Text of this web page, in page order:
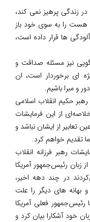
زندگی پرهیز نمی کند،
را به سوی خود باز
ها قرار داده است،
نیز مسئله صداقت و
ای برخوردار است، ان
و مبرا باشیم.
حکیم انقلاب اسلامی
از این فرمایشات
تعابیر از ایشان نباشد و
خواهم کرد.
رهبر فرزانه انقلاب
زبان رئیس‌جمهور آمریکا
در چند دهه اخیر،
بهانه های دیگر را علت
رئیس‌جمهور فعلی آمریکا
خود آشکارا بیان کرد و